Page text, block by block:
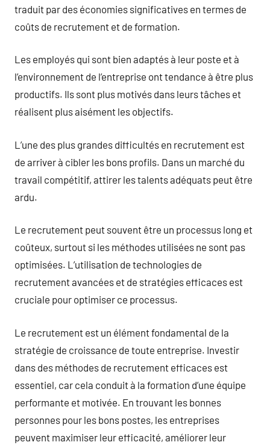
traduit par des économies significatives en termes de
coûts de recrutement et de formation.
Les employés qui sont bien adaptés à leur poste et à
l’environnement de l’entreprise ont tendance à être plus
productifs. Ils sont plus motivés dans leurs tâches et
réalisent plus aisément les objectifs.
L’une des plus grandes difficultés en recrutement est
de arriver à cibler les bons profils. Dans un marché du
travail compétitif, attirer les talents adéquats peut être
ardu.
Le recrutement peut souvent être un processus long et
coûteux, surtout si les méthodes utilisées ne sont pas
optimisées. L’utilisation de technologies de
recrutement avancées et de stratégies efficaces est
cruciale pour optimiser ce processus.
Le recrutement est un élément fondamental de la
stratégie de croissance de toute entreprise. Investir
dans des méthodes de recrutement efficaces est
essentiel, car cela conduit à la formation d’une équipe
performante et motivée. En trouvant les bonnes
personnes pour les bons postes, les entreprises
peuvent maximiser leur efficacité, améliorer leur